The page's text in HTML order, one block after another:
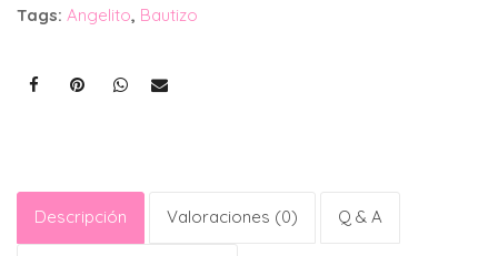
Tags: Angelito, Bautizo
Descripción Valoraciones (0) Q & A